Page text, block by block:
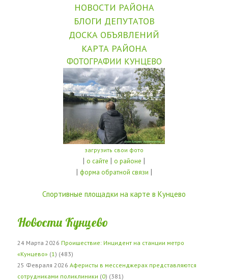
НОВОСТИ РАЙОНА
БЛОГИ ДЕПУТАТОВ
ДОСКА ОБЪЯВЛЕНИЙ
КАРТА РАЙОНА
ФОТОГРАФИИ КУНЦЕВО
загрузить свои фото
| о сайте | о районе |
| форма обратной связи |
Спортивные площадки на карте в Кунцево
Новости Кунцево
24 Марта 2026 Проишествие: Инцидент на станции метро
«Кунцево» (1 ) (483)
25 Февраля 2026 Аферисты в мессенджерах представляются
сотрудниками поликлиники (0) (381)